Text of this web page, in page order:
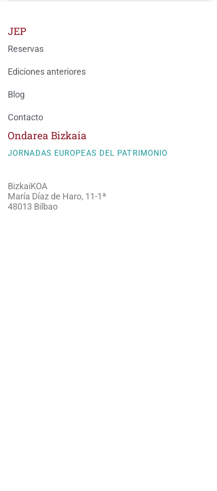
Ondarea Bizkaia
JORNADAS EUROPEAS DEL PATRIMONIO
BizkaiKOA
María Díaz de Haro, 11-1ª
48013 Bilbao
JEP
Reservas
Ediciones anteriores
Blog
Contacto